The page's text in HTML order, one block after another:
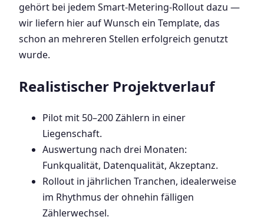
gehört bei jedem Smart-Metering-Rollout dazu —
wir liefern hier auf Wunsch ein Template, das
schon an mehreren Stellen erfolgreich genutzt
wurde.
Realistischer Projektverlauf
Pilot mit 50–200 Zählern in einer
Liegenschaft.
Auswertung nach drei Monaten:
Funkqualität, Datenqualität, Akzeptanz.
Rollout in jährlichen Tranchen, idealerweise
im Rhythmus der ohnehin fälligen
Zählerwechsel.